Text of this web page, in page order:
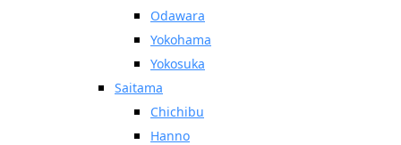
Odawara
Yokohama
Yokosuka
Saitama
Chichibu
Hanno